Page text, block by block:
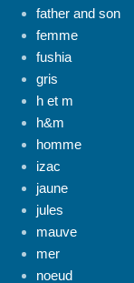
father and son
femme
fushia
gris
h et m
h&m
homme
izac
jaune
jules
mauve
mer
noeud